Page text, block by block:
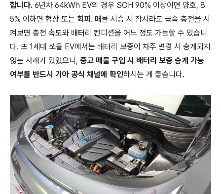
합니다. 6년차 64kWh EV의 경우 SOH 90% 이상이면 양호, 8
5% 이하면 협상 또는 회피. 매물 시승 시 잠시라도 급속 충전을 시
켜보면 충전 속도와 배터리 컨디션을 어느 정도 가늠할 수 있습니
다. 또 1세대 쏘울 EV에서는 배터리 보증이 차주 변경 시 승계되지
않는 사례가 있었으니, 중고 매물 구입 시 배터리 보증 승계 가능
여부를 반드시 기아 공식 채널에 확인하시는 게 좋습니다.